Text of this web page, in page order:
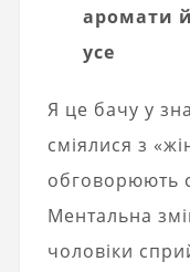
аромати
усе
Я це бачу у
сміялися з
обговорюють
Ментальна
чоловіки